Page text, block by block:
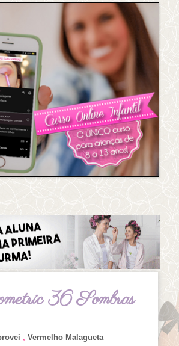
36 Sombras
, Vermelho Malagueta